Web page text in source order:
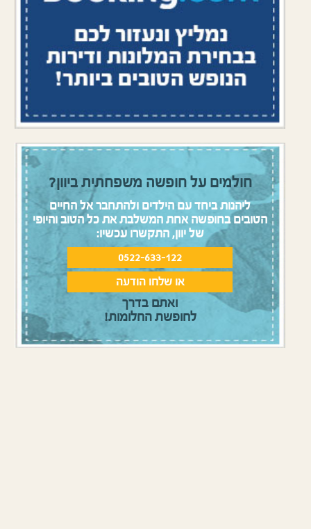
חולמים על חופשה משפחתית ביוון?
ליהנות ביחד עם הילדים ולהתחבר אל החיים
הטובים בחופשה אחת המשלבת את כל הטוב והיופי
של יוון, התקשרו עכשיו:
0522-633-122
או שלחו הודעה
ואתם בדרך
לחופשת החלומות!